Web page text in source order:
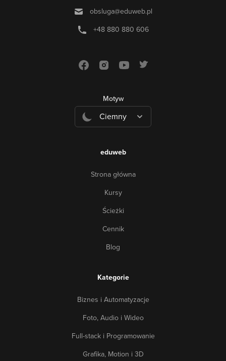
obsluga@eduweb.pl
+48 880 880 606
Motyw
Ciemny
eduweb
Strona główna
Kursy
Ścieżki
Cennik
Blog
Kategorie
Biznes i Automatyzacje
Foto, Audio i Wideo
Full-stack i Programowanie
Grafika, Motion i 3D